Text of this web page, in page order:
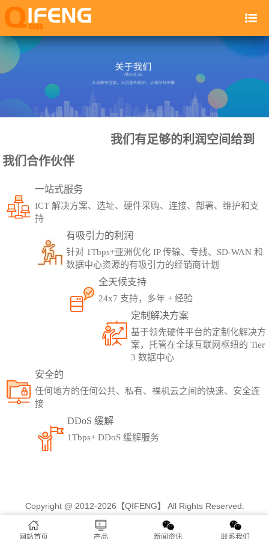
我们有足够的利润空间给到
我们合作伙伴
一站式服务
ICT 解决方案、选址、硬件采购、连接、部署、维护和支
持
有吸引力的利润
针对 1Tbps+亚洲优化 IP 传输、专线、SD-WAN 和
数据中心资源的有吸引力的经销商计划
全天候支持
24x7 支持，多年 + 经验
定制解决方案
基于领先硬件平台的定制化解决方
案，托管在全球互联网枢纽的 Tier
3 数据中心
安全的
任何地方的任何公共、私有、裸机云之间的快速、安全连
接
DDoS 缓解
1Tbps+ DDoS 缓解服务
Copyright @ 2012-2026【QIFENG】 All Rights Reserved.
网站首页 产品 新闻资讯 联系我们